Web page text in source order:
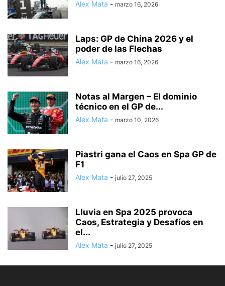
Alex Mata - marzo 16, 2026
Laps: GP de China 2026 y el
poder de las Flechas
Alex Mata - marzo 16, 2026
Notas al Margen – El dominio
técnico en el GP de...
Alex Mata - marzo 10, 2026
Piastri gana el Caos en Spa GP de
F1
Alex Mata - julio 27, 2025
Lluvia en Spa 2025 provoca
Caos, Estrategia y Desafíos en
el...
Alex Mata - julio 27, 2025